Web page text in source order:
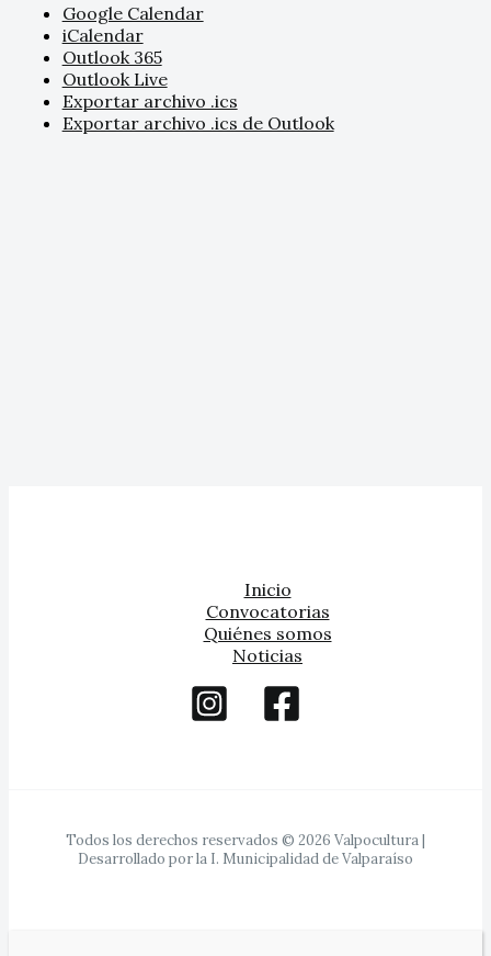
Google Calendar
iCalendar
Outlook 365
Outlook Live
Exportar archivo .ics
Exportar archivo .ics de Outlook
Inicio
Convocatorias
Quiénes somos
Noticias
Todos los derechos reservados © 2026 Valpocultura |
Desarrollado por la I. Municipalidad de Valparaíso